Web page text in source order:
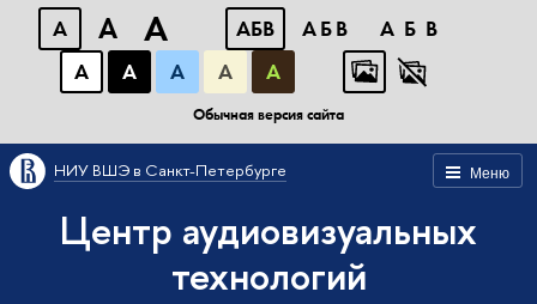
A A A АБВ АБВ
АБВ
А
А А А А
Обычная версия сайта
Меню
НИУ ВШЭ в Санкт-Петербурге
Центр аудиовизуальных
технологий